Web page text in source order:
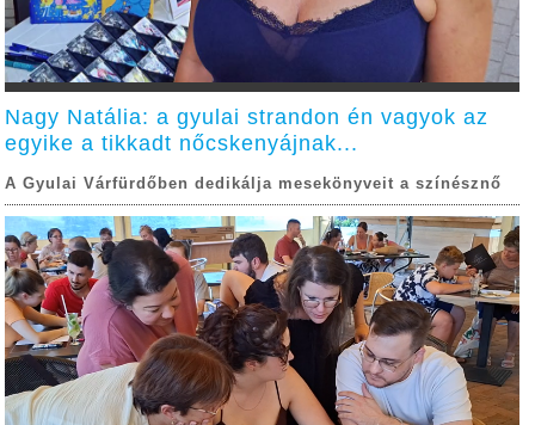
Nagy Natália: a gyulai strandon én vagyok az
egyike a tikkadt nőcskenyájnak...
A Gyulai Várfürdőben dedikálja mesekönyveit a színésznő